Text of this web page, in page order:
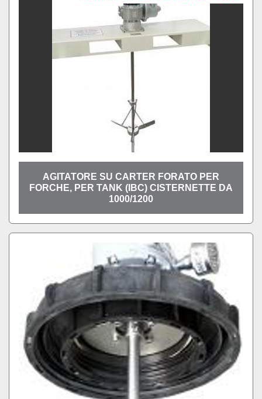
AGITATORE SU CARTER FORATO PER
FORCHE, PER TANK (IBC) CISTERNETTE DA
1000/1200